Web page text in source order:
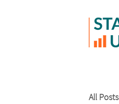
All Posts